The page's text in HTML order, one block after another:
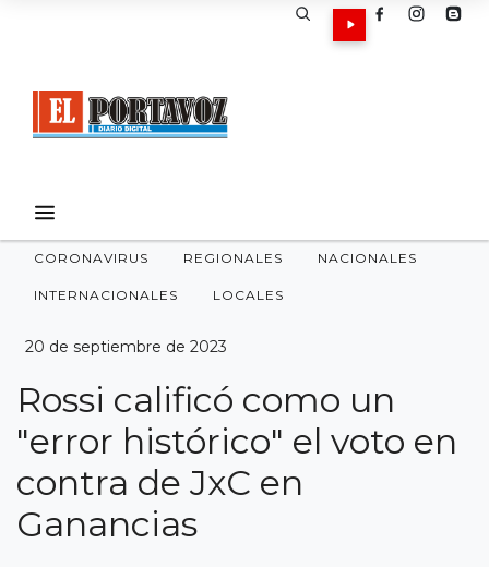
CORONAVIRUS REGIONALES NACIONALES
INTERNACIONALES LOCALES
20 de septiembre de 2023
Rossi calificó como un
"error histórico" el voto en
contra de JxC en
Ganancias